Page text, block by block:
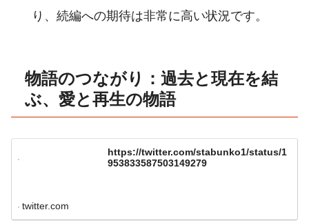
り、続編への期待は非常に高い状況です。
物語のつながり：過去と現在を結
ぶ、愛と再生の物語
https://twitter.com/stabunko1/status/1
953833587503149279
twitter.com